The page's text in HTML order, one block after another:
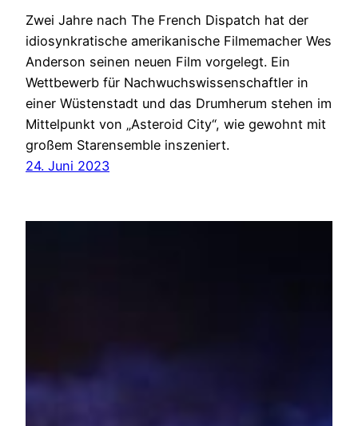
Zwei Jahre nach The French Dispatch hat der
idiosynkratische amerikanische Filmemacher Wes
Anderson seinen neuen Film vorgelegt. Ein
Wettbewerb für Nachwuchswissenschaftler in
einer Wüstenstadt und das Drumherum stehen im
Mittelpunkt von „Asteroid City“, wie gewohnt mit
großem Starensemble inszeniert.
24. Juni 2023